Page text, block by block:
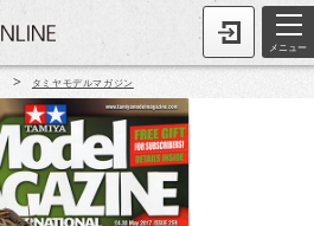
メニュー
> タミヤモデルマガジン